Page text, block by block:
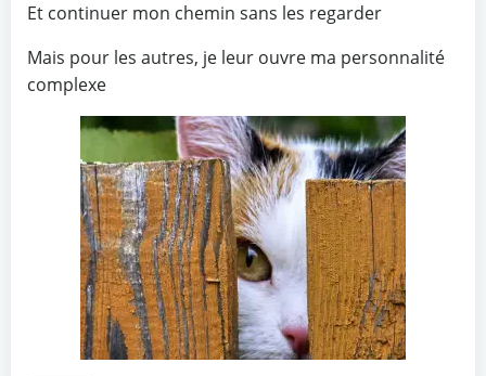
Et continuer mon chemin sans les regarder
Mais pour les autres, je leur ouvre ma personnalité
complexe